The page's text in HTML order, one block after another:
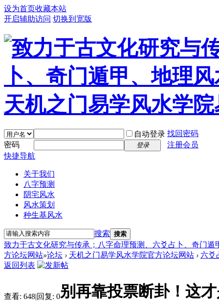
设为首页收藏本站
开启辅助访问 切换到宽版
自动登录 找回密码
密码
登录
注册会员
快捷导航
关于我们
八字预测
阴宅风水
风水策划
种生基风水
搜索 搜索
致力于古文化研究与传承；八字命理预测、六爻占卜、奇门
方论坛网站»论坛 › 天机之门易学风水学院官方论坛网站 › 六爻
返回列表
查看: 648|回复: 0别再靠投票断卦！这